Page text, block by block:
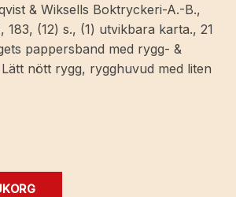
& Wiksells Boktryckeri-A.-B.,
183, (12) s., (1) utvikbara karta., 21
pappersband med rygg- &
nött rygg, rygghuvud med liten